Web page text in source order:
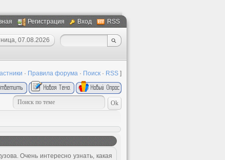
Регистрация Вход RSS
07.08.2026
· Правила форума · Поиск · RSS ]
Очень интересно узнать, какая